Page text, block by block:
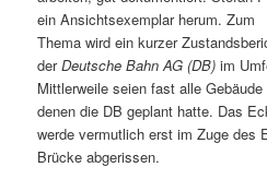
ein Ansichtsexemplar herum. Zum
Thema wird ein kurzer
derDeutsche Bahn AG (DB) im
Mittlerweile seien fast alle
denen die DB geplant hatte. Das
werde vermutlich erst im Zuge des
Brücke abgerissen.